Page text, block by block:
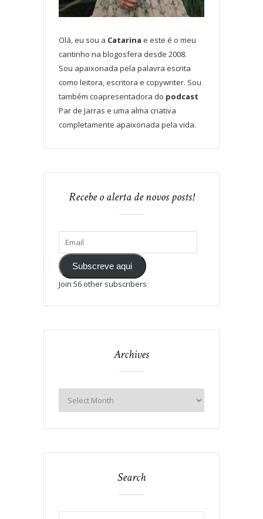
Olá, eu sou a Catarina e este é o meu
cantinho na blogosfera desde 2008.
Sou apaixonada pela palavra escrita
como leitora, escritora e copywriter. Sou
também coapresentadora do podcast
Par de Jarras e uma alma criativa
completamente apaixonada pela vida.
Recebe o alerta de novos posts!
Subscreve aqui
Join 56 other subscribers
Archives
Search